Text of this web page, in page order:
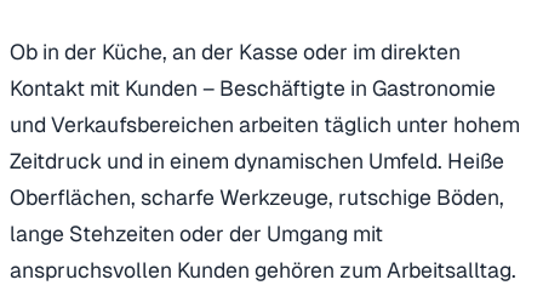
Ob in der Küche, an der Kasse oder im direkten
Kontakt mit Kunden – Beschäftigte in Gastronomie
und Verkaufsbereichen arbeiten täglich unter hohem
Zeitdruck und in einem dynamischen Umfeld. Heiße
Oberflächen, scharfe Werkzeuge, rutschige Böden,
lange Stehzeiten oder der Umgang mit
anspruchsvollen Kunden gehören zum Arbeitsalltag.